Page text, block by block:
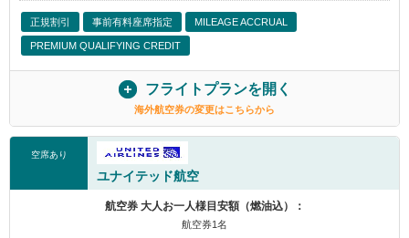
正規割引 事前有料座席指定 MILEAGE ACCRUAL
PREMIUM QUALIFYING CREDIT
フライトプランを開く
海外航空券の変更はこちらから
空席あり
ユナイテッド航空
航空券 大人お一人様目安額（燃油込）：
航空券1名